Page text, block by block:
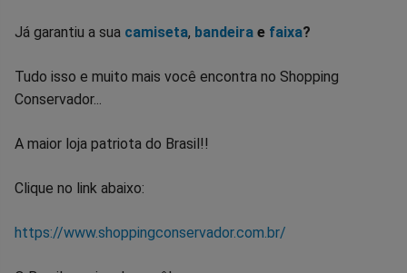
Já garantiu a sua camiseta, bandeira e faixa?
Tudo isso e muito mais você encontra no Shopping
Conservador...
A maior loja patriota do Brasil!!
Clique no link abaixo:
https://www.shoppingconservador.com.br/